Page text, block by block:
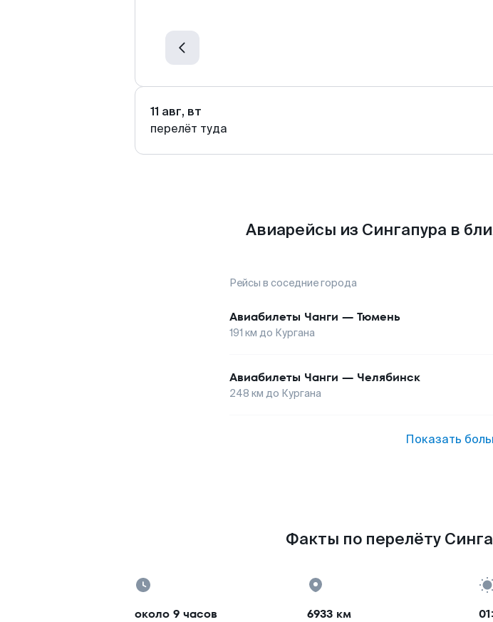
11 авг, вт
перелёт туда
Авиарейсы из Сингапура в
Рейсы в соседние города
Авиабилеты Чанги — Тюмень
191 км до Кургана
Авиабилеты Чанги — Челябинск
248 км до Кургана
Показать
Факты по перелёту
около 9 часов 6933 км